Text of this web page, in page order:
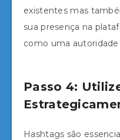
existentes mas
sua presença na
como uma
Passo 4:
Hashtags são